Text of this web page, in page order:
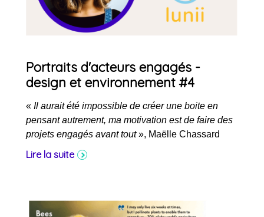
Portraits d'acteurs engagés -
design et environnement #4
« Il aurait été impossible de créer une boite en
pensant autrement, ma motivation est de faire des
projets engagés avant tout», Maëlle Chassard
Lire la suite